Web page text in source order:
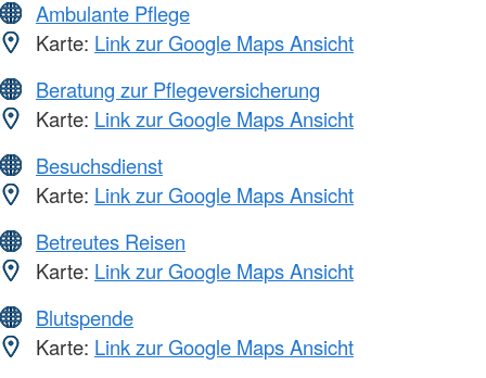
Ambulante Pflege
Karte: Link zur Google Maps Ansicht
Beratung zur Pflegeversicherung
Karte: Link zur Google Maps Ansicht
Besuchsdienst
Karte: Link zur Google Maps Ansicht
Betreutes Reisen
Karte: Link zur Google Maps Ansicht
Blutspende
Karte: Link zur Google Maps Ansicht